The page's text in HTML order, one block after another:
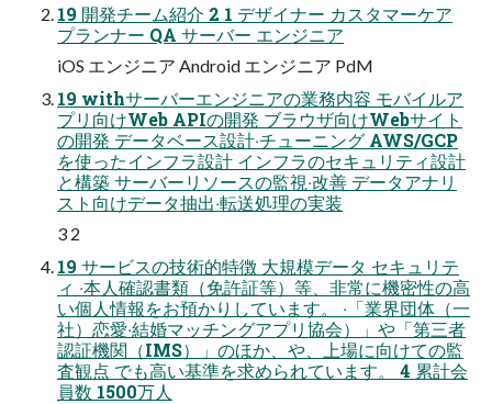
19 開発チーム紹介 2 1 デザイナー カスタマーケア
プランナー QA サーバー エンジニア
iOS エンジニア Android エンジニア PdM
19 withサーバーエンジニアの業務内容 モバイルア
プリ向けWeb APIの開発 ブラウザ向けWebサイト
の開発 データベース設計‧チューニング AWS/GCP
を使ったインフラ設計 インフラのセキュリティ設計
と構築 サーバーリソースの監視‧改善 データアナリ
スト向けデータ抽出‧転送処理の実装
3 2
19 サービスの技術的特徴 ⼤規模データ セキュリテ
ィ ‧本⼈確認書類（免許証等）等、⾮常に機密性の⾼
い個⼈情報をお預かりしています。 ‧「業界団体（⼀
社）恋愛‧結婚マッチングアプリ協会）」や「第三者
認証機関（IMS）」のほか、や、上場に向けての監
査観点 でも⾼い基準を求められています。 4 累計会
員数 1500万⼈